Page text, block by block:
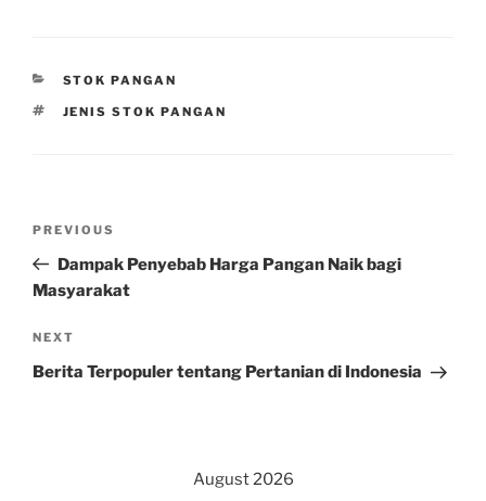
CATEGORIES
STOK PANGAN
TAGS
JENIS STOK PANGAN
Previous
Post
PREVIOUS
Dampak Penyebab Harga Pangan Naik bagi
Masyarakat
Next
Post
NEXT
Berita Terpopuler tentang Pertanian di Indonesia
August 2026